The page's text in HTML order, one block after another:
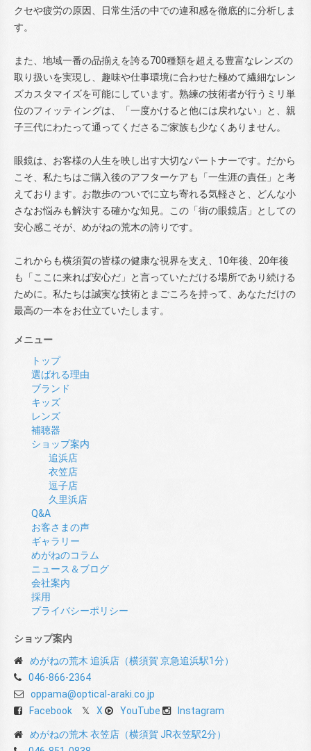
クセや疲労の原因、日常生活の中での違和感を徹底的に分析しま
す。
また、地域一番の品揃えを誇る700種類を超える豊富なレンズの
取り扱いを実現し、趣味や仕事環境に合わせた極めて繊細なレン
ズカスタマイズを可能にしています。熟練の技術者が行うミリ単
位のフィッティングは、「一度かけると他には戻れない」と、親
子三代にわたって通ってくださるご家族も少なくありません。
眼鏡は、お客様の人生を映し出す大切なパートナーです。だから
こそ、私たちはご購入後のアフターケアも「一生涯の責任」と考
えております。お散歩のついでに立ち寄れる気軽さと、どんな小
さなお悩みも解決する確かな知見。この「街の眼鏡店」としての
安心感こそが、めがねの荒木の誇りです。
これからも横須賀の皆様の健康な視界を支え、10年後、20年後
も「ここに来れば安心だ」と言っていただける場所であり続ける
ために。私たちは誠実な技術とまごころを持って、あなただけの
最高の一本をお仕立ていたします。
メニュー
トップ
選ばれる理由
ブランド
キッズ
レンズ
補聴器
ショップ案内
追浜店
衣笠店
逗子店
久里浜店
Q&A
お客さまの声
ギャラリー
めがねのコラム
ニュース＆ブログ
会社案内
採用
プライバシーポリシー
ショップ案内
めがねの荒木 追浜店（横須賀 京急追浜駅1分）
046-866-2364
oppama@optical-araki.co.jp
Facebook
X YouTube Instagram
めがねの荒木 衣笠店（横須賀 JR衣笠駅2分）